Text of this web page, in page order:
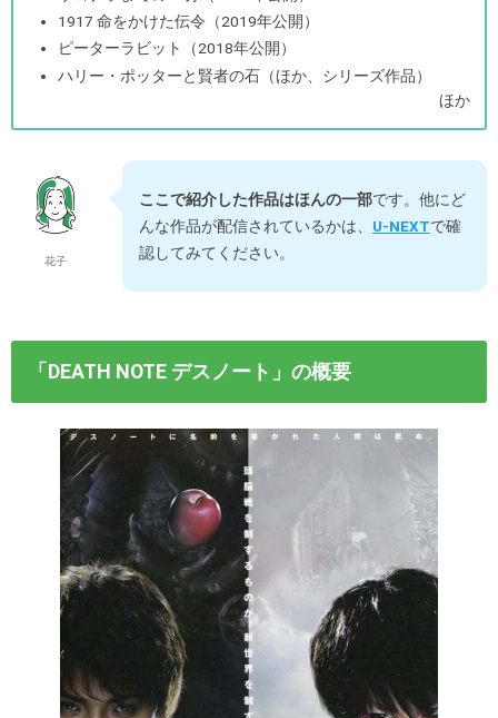
1917 命をかけた伝令（2019年公開）
ピーターラビット（2018年公開）
ハリー・ポッターと賢者の石（ほか、シリーズ作品）
ほか
花子
ここで紹介した作品はほんの一部です。他にど
んな作品が配信されているかは、 U-NEXTで確
認してみてください。
「DEATH NOTE デスノート」の概要